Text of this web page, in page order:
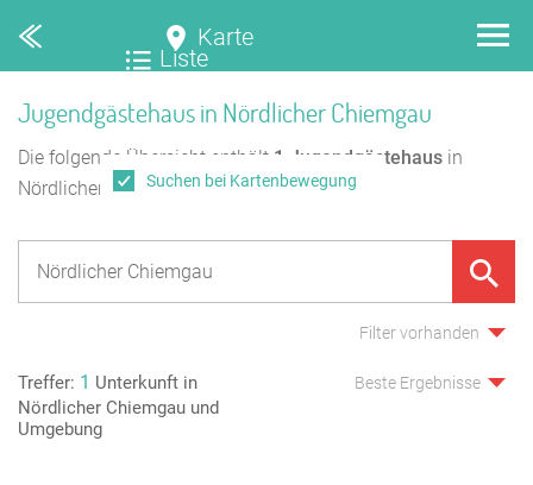
Karte
Liste
Jugendgästehaus in Nördlicher Chiemgau
Die folgende Übersicht enthält 1 Jugendgästehaus in
Nördlicher Chiemgau.
Filter vorhanden
Treffer: 1 Unterkunft in
Nördlicher Chiemgau und
Umgebung
Beste Ergebnisse
Suchen bei Kartenbewegung